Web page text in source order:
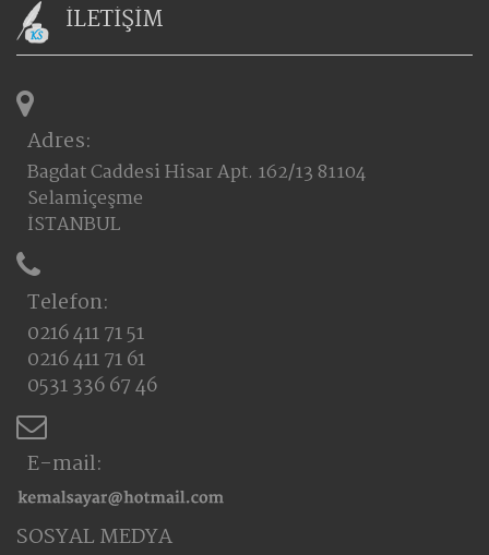
İLETİŞİM
Adres:
Bagdat Caddesi Hisar Apt. 162/13 81104
Selamiçeşme
İSTANBUL
Telefon:
0216 411 71 51
0216 411 71 61
0531 336 67 46
E-mail:
SOSYAL MEDYA